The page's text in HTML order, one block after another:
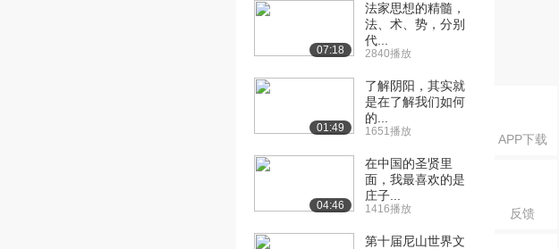
APP下载
反馈
07:18
法家思想的精髓，
法、术、势，分别
代...
2840播放
01:49
了解阴阳，其实就
是在了解我们如何
的...
1651播放
04:46
在中国的圣贤里
面，我最喜欢的是
庄子...
1416播放
第十届尼山世界文